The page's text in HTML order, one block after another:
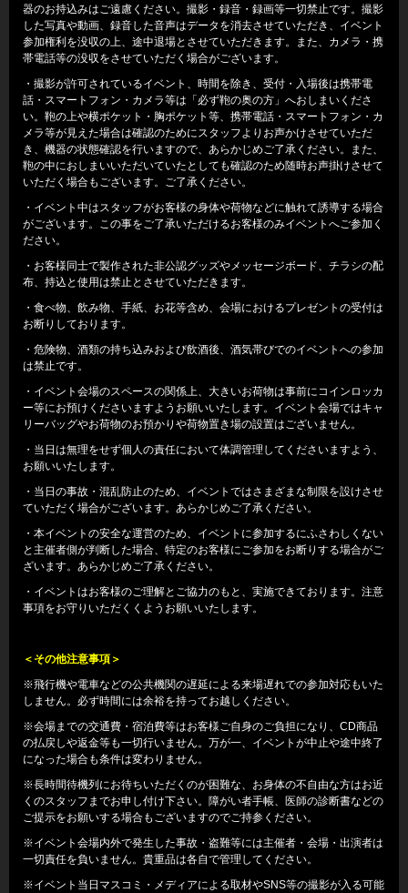
器のお持込みはご遠慮ください。撮影・録音・録画等一切禁止です。撮影
した写真や動画、録音した音声はデータを消去させていただき、イベント
参加権利を没収の上、途中退場とさせていただきます。また、カメラ・携
帯電話等の没収をさせていただく場合がございます。
・撮影が許可されているイベント、時間を除き、受付・入場後は携帯電
話・スマートフォン・カメラ等は「必ず鞄の奥の方」へおしまいくださ
い。鞄の上や横ポケット・胸ポケット等、携帯電話・スマートフォン・カ
メラ等が見えた場合は確認のためにスタッフよりお声かけさせていただ
き、機器の状態確認を行いますので、あらかじめご了承ください。また、
鞄の中におしまいいただいていたとしても確認のため随時お声掛けさせて
いただく場合もございます。ご了承ください。
・イベント中はスタッフがお客様の身体や荷物などに触れて誘導する場合
がございます。この事をご了承いただけるお客様のみイベントへご参加く
ださい。
・お客様同士で製作された非公認グッズやメッセージボード、チラシの配
布、持込と使用は禁止とさせていただきます。
・食べ物、飲み物、手紙、お花等含め、会場におけるプレゼントの受付は
お断りしております。
・危険物、酒類の持ち込みおよび飲酒後、酒気帯びでのイベントへの参加
は禁止です。
・イベント会場のスペースの関係上、大きいお荷物は事前にコインロッカ
ー等にお預けくださいますようお願いいたします。イベント会場ではキャ
リーバッグやお荷物のお預かりや荷物置き場の設置はございません。
・当日は無理をせず個人の責任において体調管理してくださいますよう、
お願いいたします。
・当日の事故・混乱防止のため、イベントではさまざまな制限を設けさせ
ていただく場合がございます。あらかじめご了承ください。
・本イベントの安全な運営のため、イベントに参加するにふさわしくない
と主催者側が判断した場合、特定のお客様にご参加をお断りする場合がご
ざいます。あらかじめご了承ください。
・イベントはお客様のご理解とご協力のもと、実施できております。注意
事項をお守りいただくくようお願いいたします。
＜その他注意事項＞
※飛行機や電車などの公共機関の遅延による来場遅れでの参加対応もいた
しません。必ず時間には余裕を持ってお越しください。
※会場までの交通費・宿泊費等はお客様ご自身のご負担になり、CD商品
の払戻しや返金等も一切行いません。万が一、イベントが中止や途中終了
になった場合も条件は変わりません。
※長時間待機列にお待ちいただくのが困難な、お身体の不自由な方はお近
くのスタッフまでお申し付け下さい。障がい者手帳、医師の診断書などの
ご提示をお願いする場合もございますのでご持参ください。
※イベント会場内外で発生した事故・盗難等には主催者・会場・出演者は
一切責任を負いません。貴重品は各自で管理してください。
※イベント当日マスコミ・メディアによる取材やSNS等の撮影が入る可能